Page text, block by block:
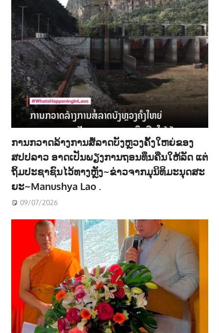
ການກວາດລ້າງການສໍ້ລາດບັງຫຼວງຄັ້ງໃຫຍ່ຂອງ
ສປປລາວ ອາດເປັນພຽງການຖອນທຶນຄືນໃຫ້ລັດ ແຕ່
ຖິ້ມປະຊາຊົນໄວ້ທາງຫຼັງ~ຂ່າວຈາກມຸນິທິມະນຸດສະ
ຍະ~Manushya Lao .
09/07/2026